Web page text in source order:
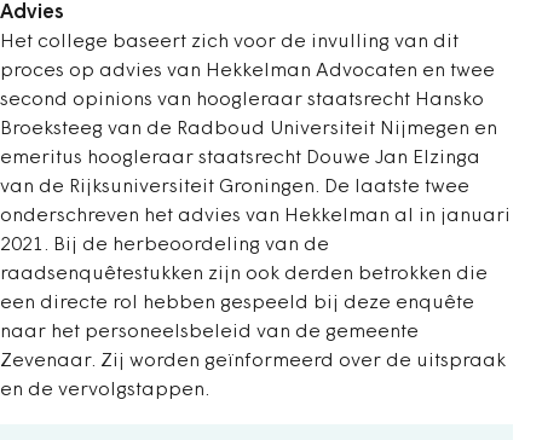
Advies
Het college baseert zich voor de invulling van dit
proces op advies van Hekkelman Advocaten en twee
second opinions van hoogleraar staatsrecht Hansko
Broeksteeg van de Radboud Universiteit Nijmegen en
emeritus hoogleraar staatsrecht Douwe Jan Elzinga
van de Rijksuniversiteit Groningen. De laatste twee
onderschreven het advies van Hekkelman al in januari
2021. Bij de herbeoordeling van de
raadsenquêtestukken zijn ook derden betrokken die
een directe rol hebben gespeeld bij deze enquête
naar het personeelsbeleid van de gemeente
Zevenaar. Zij worden geïnformeerd over de uitspraak
en de vervolgstappen.